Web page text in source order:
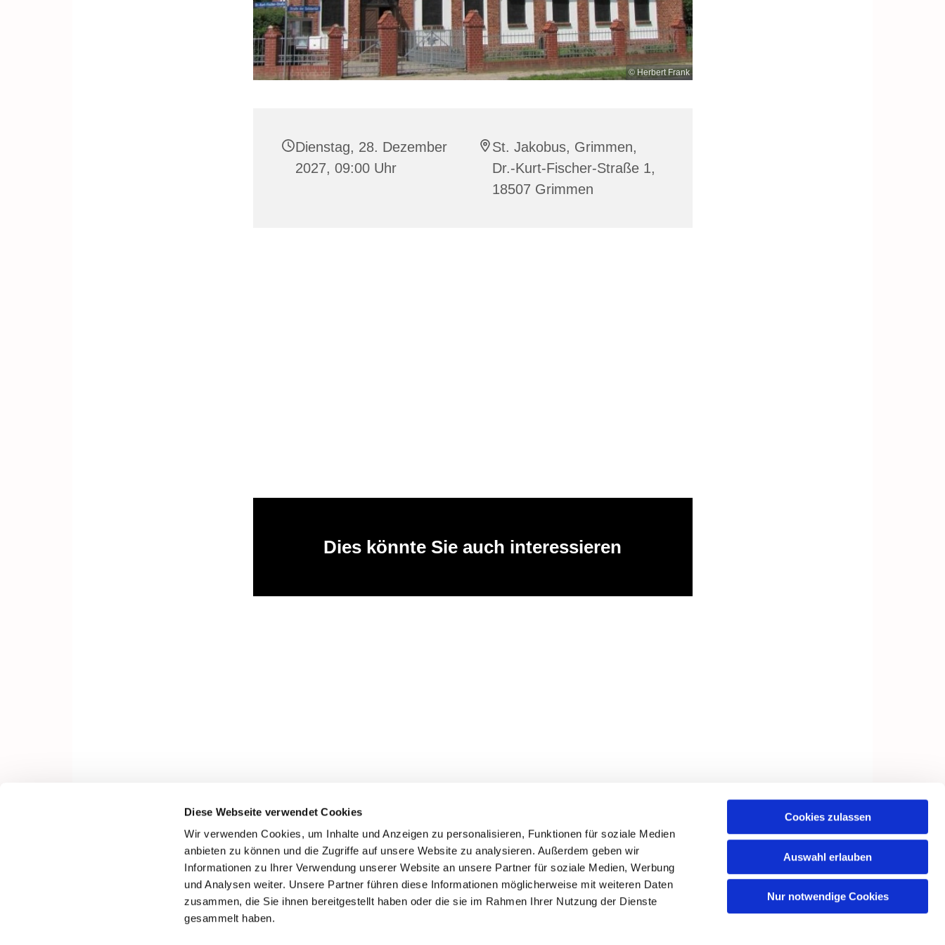
Diese Webseite verwendet Cookies
Wir verwenden Cookies, um Inhalte und Anzeigen zu personalisieren, Funktionen für soziale Medien
anbieten zu können und die Zugriffe auf unsere Website zu analysieren. Außerdem geben wir
Informationen zu Ihrer Verwendung unserer Website an unsere Partner für soziale Medien, Werbung
und Analysen weiter. Unsere Partner führen diese Informationen möglicherweise mit weiteren Daten
zusammen, die Sie ihnen bereitgestellt haben oder die sie im Rahmen Ihrer Nutzung der Dienste
gesammelt haben.
Cookies zulassen
Auswahl erlauben
Nur notwendige Cookies
© Herbert Frank
Dienstag, 28. Dezember
2027, 09:00 Uhr
St. Jakobus, Grimmen,
Dr.-Kurt-Fischer-Straße 1,
18507 Grimmen
Dies könnte Sie auch interessieren